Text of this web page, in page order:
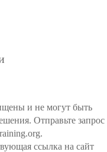
и не могут быть
Отправьте запрос
ссылка на сайт